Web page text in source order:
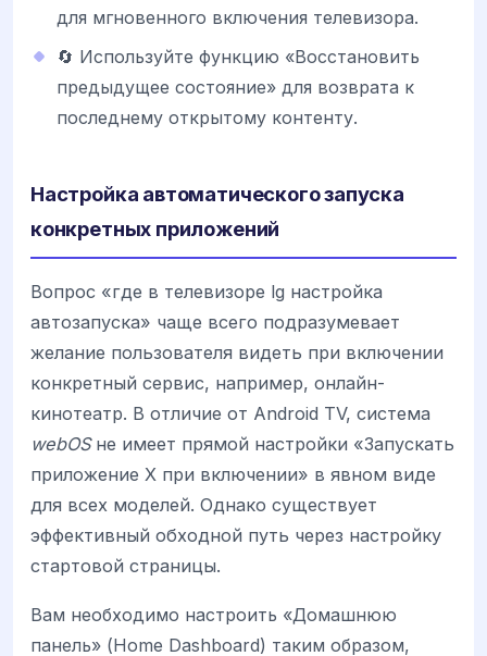
для мгновенного включения телевизора.
🔄 Используйте функцию «Восстановить
предыдущее состояние» для возврата к
последнему открытому контенту.
Настройка автоматического запуска
конкретных приложений
Вопрос «где в телевизоре lg настройка
автозапуска» чаще всего подразумевает
желание пользователя видеть при включении
конкретный сервис, например, онлайн-
кинотеатр. В отличие от Android TV, система
webOSне имеет прямой настройки «Запускать
приложение X при включении» в явном виде
для всех моделей. Однако существует
эффективный обходной путь через настройку
стартовой страницы.
Вам необходимо настроить «Домашнюю
панель» (Home Dashboard) таким образом,